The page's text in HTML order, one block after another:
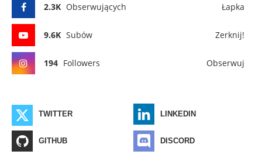
2.3K Obserwujących Łapka
9.6K Subów Zerknij!
194 Followers Obserwuj
TWITTER LINKEDIN
GITHUB DISCORD